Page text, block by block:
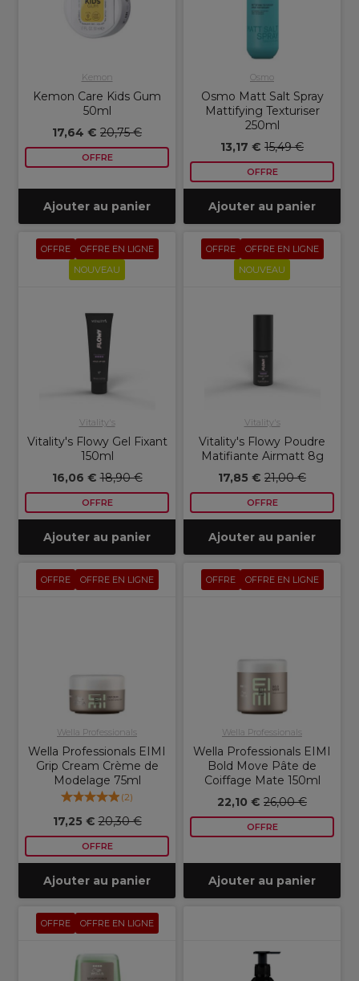
Kemon
Kemon Care Kids Gum
50ml
17,64 € 20,75 €
OFFRE
Ajouter au panier
Osmo
Osmo Matt Salt Spray
Mattifying Texturiser
250ml
13,17 € 15,49 €
OFFRE
Ajouter au panier
OFFRE
OFFRE EN LIGNE
NOUVEAU
Vitality's
Vitality's Flowy Gel Fixant
150ml
16,06 €18,90 €
OFFRE
Ajouter au panier
OFFRE
OFFRE EN LIGNE
NOUVEAU
Vitality's
Vitality's Flowy Poudre
Matifiante Airmatt 8g
17,85 € 21,00 €
OFFRE
Ajouter au panier
OFFRE OFFRE EN LIGNE
Wella Professionals
Wella Professionals EIMI
Grip Cream Crème de
Modelage 75ml
(2)
17,25 €20,30 €
OFFRE
Ajouter au panier
OFFRE OFFRE EN LIGNE
Wella Professionals
Wella Professionals EIMI
Bold Move Pâte de
Coiffage Mate 150ml
22,10 € 26,00 €
OFFRE
Ajouter au panier
OFFRE OFFRE EN LIGNE